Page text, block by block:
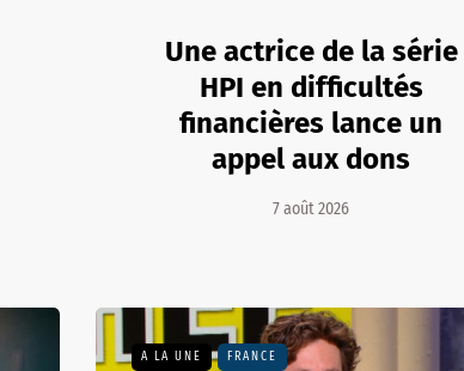
Une actrice de la série
HPI en difficultés
financières lance un
appel aux dons
7 août 2026
A LA UNE FRANCE